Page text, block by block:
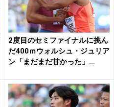
2度目のセミファイナルに挑ん
だ400ｍウォルシュ・ジュリア
ン「まだまだ甘かった」...